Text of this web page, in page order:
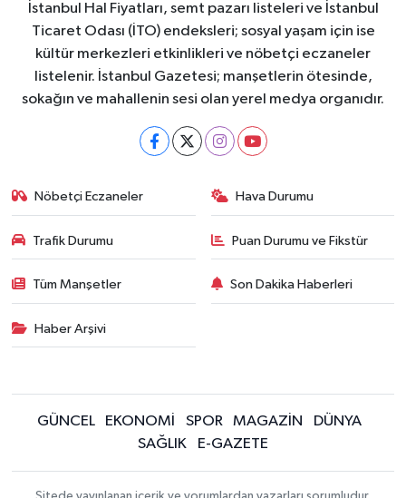
İstanbul Hal Fiyatları, semt pazarı listeleri ve İstanbul
Ticaret Odası (İTO) endeksleri; sosyal yaşam için ise
kültür merkezleri etkinlikleri ve nöbetçi eczaneler
listelenir. İstanbul Gazetesi; manşetlerin ötesinde,
sokağın ve mahallenin sesi olan yerel medya organıdır.
Nöbetçi Eczaneler Hava Durumu
Trafik Durumu Puan Durumu ve Fikstür
Tüm Manşetler Son Dakika Haberleri
Haber Arşivi
GÜNCEL EKONOMİ SPOR MAGAZİN
DÜNYA
SAĞLIK
E-GAZETE